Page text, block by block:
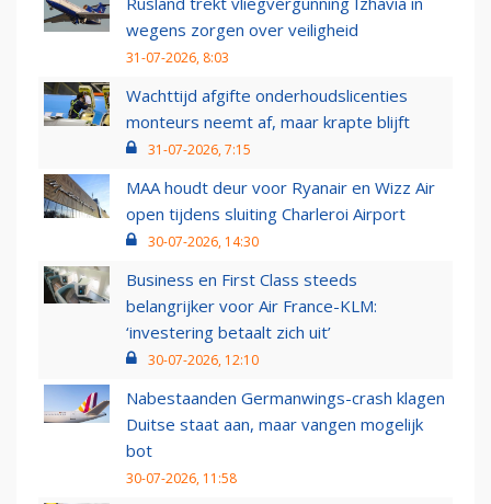
wegens zorgen over veiligheid
31-07-2026, 8:03
Wachttijd afgifte onderhoudslicenties
monteurs neemt af, maar krapte blijft
31-07-2026, 7:15
MAA houdt deur voor Ryanair en Wizz Air
open tijdens sluiting Charleroi Airport
30-07-2026, 14:30
Business en First Class steeds
belangrijker voor Air France-KLM:
‘investering betaalt zich uit’
30-07-2026, 12:10
Nabestaanden Germanwings-crash klagen
Duitse staat aan, maar vangen mogelijk
bot
30-07-2026, 11:58